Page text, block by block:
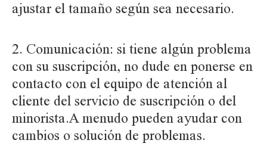
ajustar el tamaño según sea necesario.
2. Comunicación: si tiene algún problema
con su suscripción, no dude en ponerse en
contacto con el equipo de atención al
cliente del servicio de suscripción o del
minorista.A menudo pueden ayudar con
cambios o solución de problemas.